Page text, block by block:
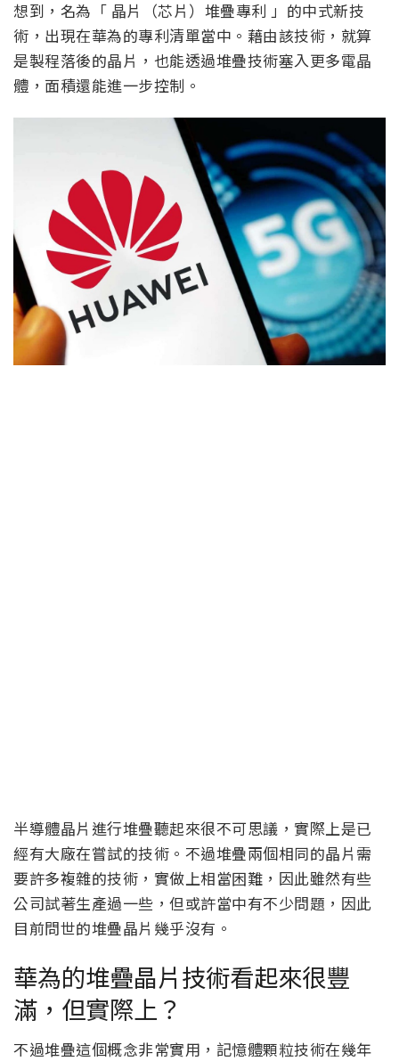
想到，名為「 晶片（芯片）堆疊專利 」的中式新技
術，出現在華為的專利清單當中。藉由該技術，就算
是製程落後的晶片，也能透過堆疊技術塞入更多電晶
體，面積還能進一步控制。
半導體晶片進行堆疊聽起來很不可思議，實際上是已
經有大廠在嘗試的技術。不過堆疊兩個相同的晶片需
要許多複雜的技術，實做上相當困難，因此雖然有些
公司試著生產過一些，但或許當中有不少問題，因此
目前問世的堆疊晶片幾乎沒有。
華為的堆疊晶片技術看起來很豐
滿，但實際上？
不過堆疊這個概念非常實用，記憶體顆粒技術在幾年